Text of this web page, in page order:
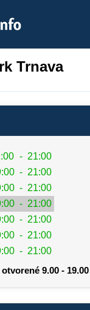
Trnava
- 21:00
- 21:00
- 21:00
- 21:00
- 21:00
- 21:00
- 21:00
9.00 -